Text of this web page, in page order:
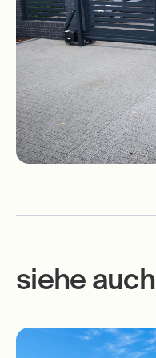
siehe auch